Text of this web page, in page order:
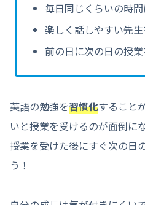
毎日同じくらいの時
楽しく話しやすい先
前の日に次の日の授
英語の勉強を習慣化すること
いと授業を受けるのが面倒に
授業を受けた後にすぐ次の日
う！